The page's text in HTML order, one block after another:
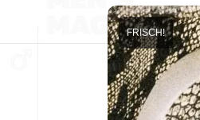
FRISCH!